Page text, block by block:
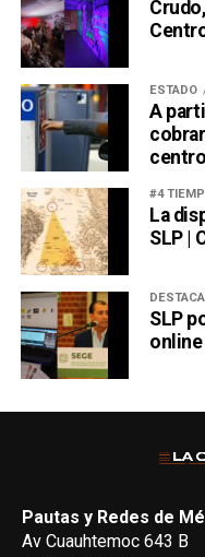
ESTADO
A
#4
La
SLP |
SLP
online
Pautas y Redes de
Av Cuauhtemoc 643 B